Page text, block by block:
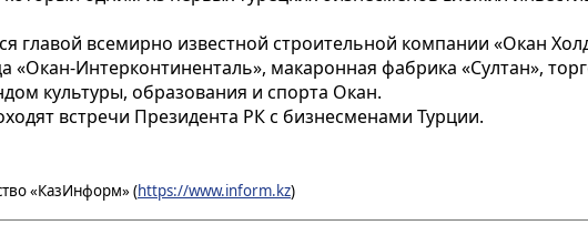
главой всемирно известной строительной компании «Окан
«Окан-Интерконтиненталь», макаронная фабрика «Султан»,
культуры, образования и спорта Окан.
встречи Президента РК с бизнесменами Турции.
«КазИнформ» (https://www.inform.kz)